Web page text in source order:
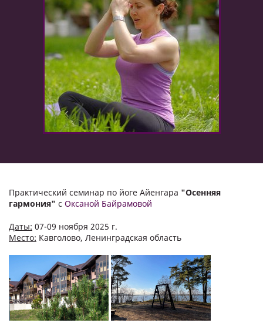
Практический семинар по йоге Айенгара "Осенняя
гармония" с Оксаной Байрамовой
Даты: 07-09 ноября 2025 г.
Место: Кавголово, Ленинградская область